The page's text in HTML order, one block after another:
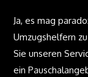
Ja, es mag
Umzugshelfern
Sie unseren
ein